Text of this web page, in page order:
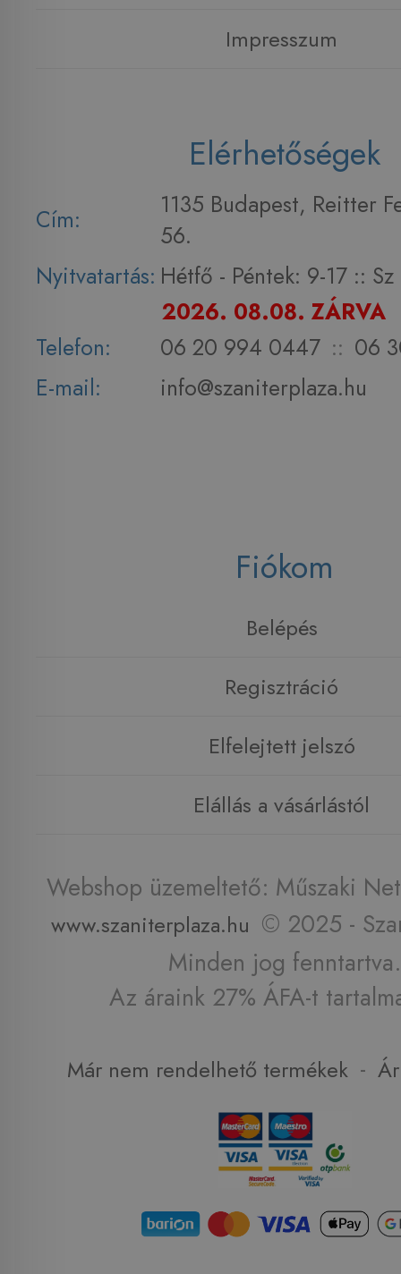
Impresszum
Elérhetőségek
Cím:
1135 Budapest, Reitter
56.
Nyitvatartás: Hétfő - Péntek: 9-17 :: Sz
2026. 08.08. ZÁRVA
Telefon:
06 20 994 0447 :: 06
E-mail:
info@szaniterplaza.hu
Fiókom
Belépés
Regisztráció
Elfelejtett jelszó
Elállás a vásárlástól
Webshop üzemeltető: Műszaki
www.szaniterplaza.hu © 2025 -
Minden jog fenntartva.
Az áraink 27% ÁFA-t
Már nem rendelhető termékek -